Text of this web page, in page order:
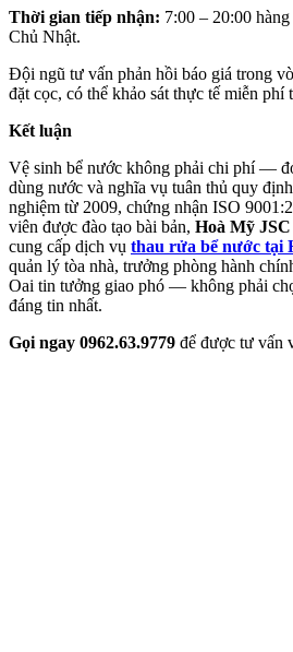
Thời gian tiếp nhận: 7:00 – 20:00
Chủ Nhật.
Đội ngũ tư vấn phản hồi báo giá trong
đặt cọc, có thể khảo sát thực tế miễn
Kết luận
Vệ sinh bể nước không phải chi phí —
dùng nước và nghĩa vụ tuân thủ quy
nghiệm từ 2009, chứng nhận ISO
viên được đào tạo bài bản, Hoà Mỹ JSC
cung cấp dịch vụ thau rửa bể nước tại
quản lý tòa nhà, trưởng phòng hành
Oai tin tưởng giao phó — không phải
đáng tin nhất.
Gọi ngay 0962.63.9779 để được tư vấn